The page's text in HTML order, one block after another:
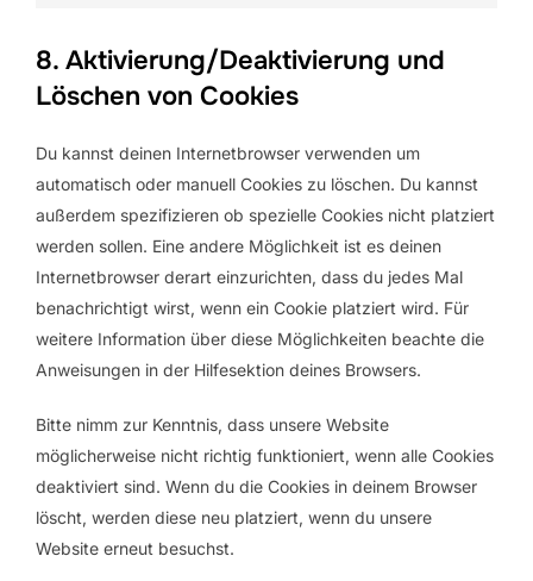
8. Aktivierung/Deaktivierung und
Löschen von Cookies
Du kannst deinen Internetbrowser verwenden um
automatisch oder manuell Cookies zu löschen. Du kannst
außerdem spezifizieren ob spezielle Cookies nicht platziert
werden sollen. Eine andere Möglichkeit ist es deinen
Internetbrowser derart einzurichten, dass du jedes Mal
benachrichtigt wirst, wenn ein Cookie platziert wird. Für
weitere Information über diese Möglichkeiten beachte die
Anweisungen in der Hilfesektion deines Browsers.
Bitte nimm zur Kenntnis, dass unsere Website
möglicherweise nicht richtig funktioniert, wenn alle Cookies
deaktiviert sind. Wenn du die Cookies in deinem Browser
löscht, werden diese neu platziert, wenn du unsere
Website erneut besuchst.